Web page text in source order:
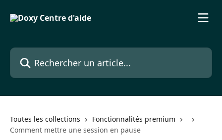
Rechercher un article...
Toutes les collections
Fonctionnalités premium
Comment mettre une session en pause